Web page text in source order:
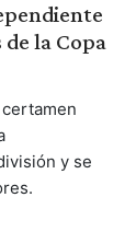
la Copa
y se